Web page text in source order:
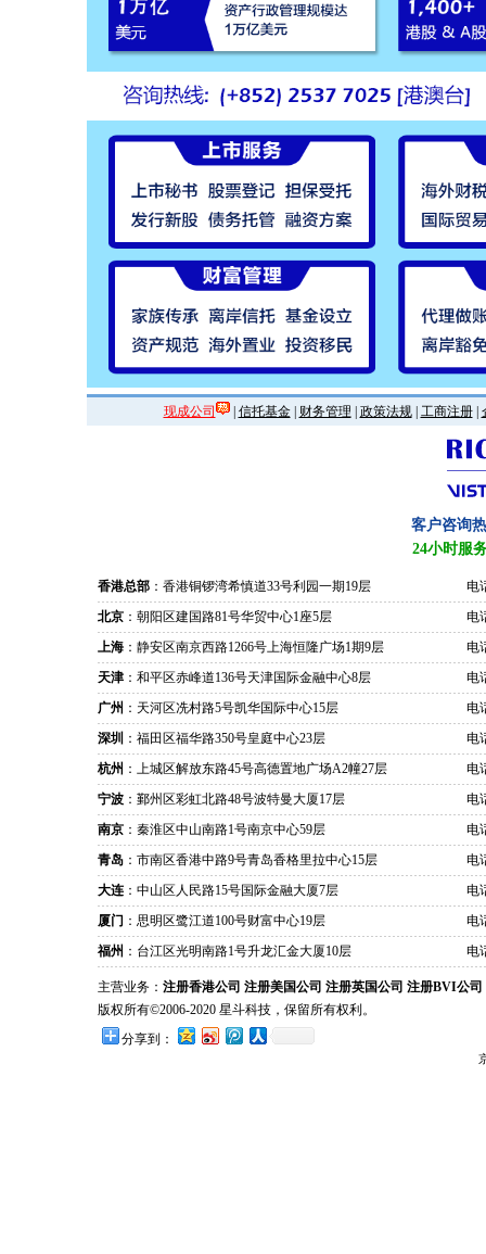
现成公司 | 信托基金| 财务管理 政策法规| 工商注册|
客户咨询
24小时服
香港总部 ：香港铜锣湾希慎道33号利园一期19层
电
北京 ：朝阳区建国路81号华贸中心1座5层
电
上海 ：静安区南京西路1266号上海恒隆广场1期9层
电
天津 ：和平区赤峰道136号天津国际金融中心8层
电
广州 ：天河区冼村路5号凯华国际中心15层
电
深圳 ：福田区福华路350号皇庭中心23层
电
杭州 ：上城区解放东路45号高德置地广场A2幢27层
电
宁波 ：鄞州区彩虹北路48号波特曼大厦17层
电
南京 ：秦淮区中山南路1号南京中心59层
电
青岛 ：市南区香港中路9号青岛香格里拉中心15层
电
大连 ：中山区人民路15号国际金融大厦7层
电
厦门 ：思明区鹭江道100号财富中心19层
电
福州 ：台江区光明南路1号升龙汇金大厦10层 电
主营业务： 注册香港公司 注册美国公司 注册英国公司 注册BVI公司
版权所有©2006-2020 星斗科技，保留所有权利。
分享到：